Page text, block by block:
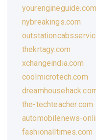
yourengineguide.com
nybreakings.com
thekrtagy.com
xchangeindia.com
coolmicrotech.com
the-techteacher.com
automobilenews-
fashionalltimes.com